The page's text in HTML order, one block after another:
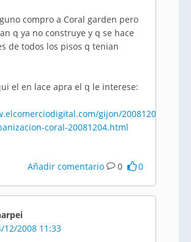
compro a Coral garden pero
q ya no construye y q se hace
de todos los pisos q tenian
el en lace apra el q le interese:
gijon/20081204/gijon/
coral-20081204.html
Añadir comentario 0 0
12/2008 11:33